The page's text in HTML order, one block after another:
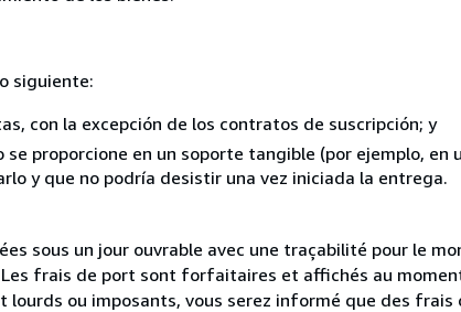
siguiente:
con la excepción de los contratos de suscripción; y
proporcione en un soporte tangible (por ejemplo, en
y que no podría desistir una vez iniciada la entrega.
sous un jour ouvrable avec une traçabilité pour le
frais de port sont forfaitaires et affichés au
ou imposants, vous serez informé que des